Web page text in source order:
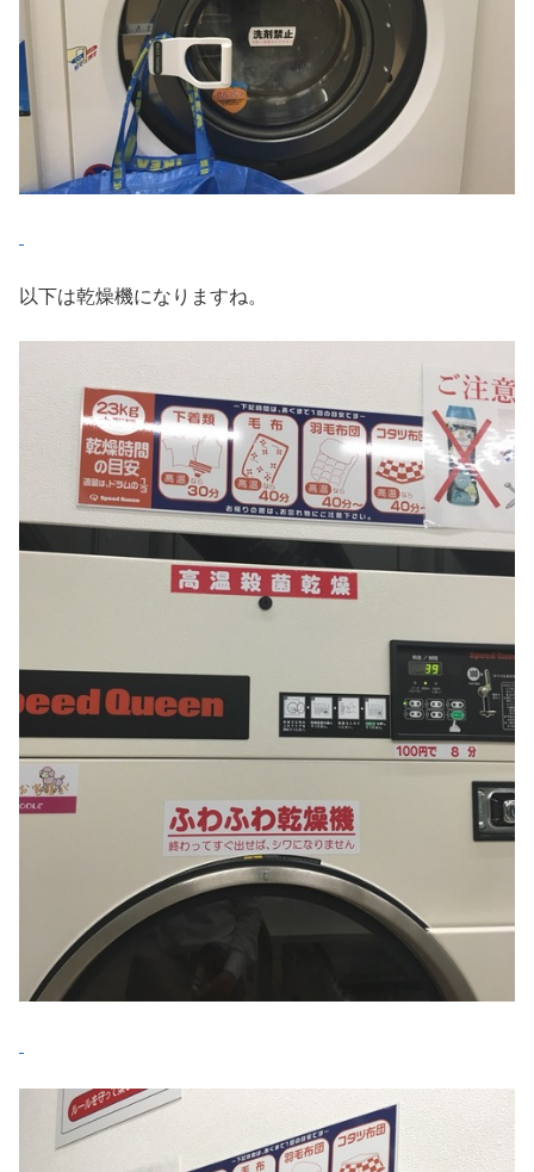
以下は乾燥機になりますね。